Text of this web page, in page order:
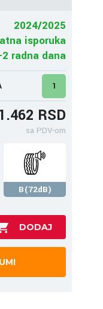
2024/2025
isporuka
radna dana
1
RSD
sa PDV-om
B(72dB)